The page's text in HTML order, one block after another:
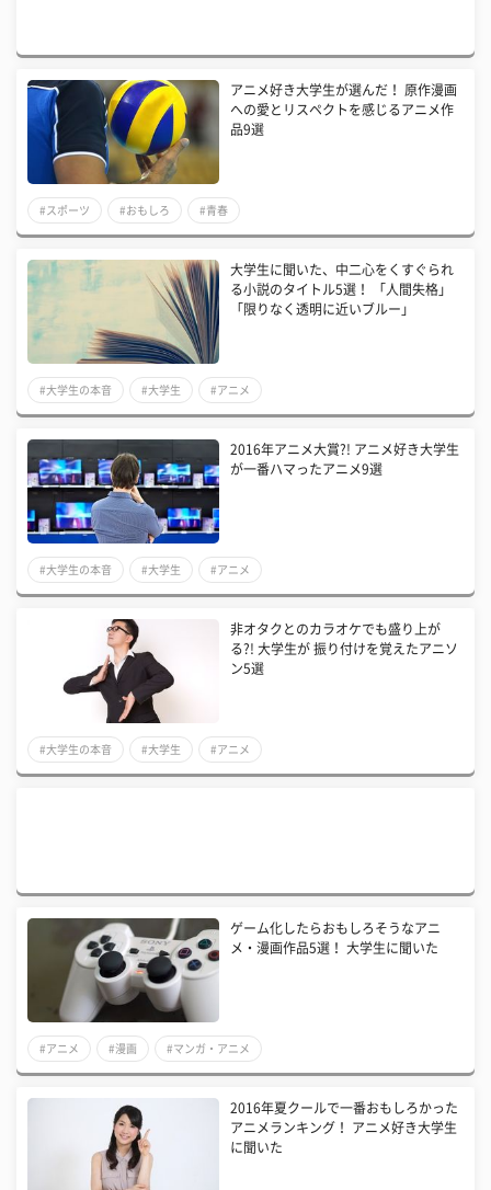
アニメ好き大学生が選んだ！ 原作漫画
への愛とリスペクトを感じるアニメ作
品9選
#スポーツ #おもしろ #青春
大学生に聞いた、中二心をくすぐられ
る小説のタイトル5選！ 「人間失格」
「限りなく透明に近いブルー」
#大学生の本音 #大学生 #アニメ
2016年アニメ大賞?! アニメ好き大学生
が一番ハマったアニメ9選
#大学生の本音 #大学生 #アニメ
非オタクとのカラオケでも盛り上が
る?! 大学生が 振り付けを覚えたアニソ
ン5選
#大学生の本音 #大学生 #アニメ
ゲーム化したらおもしろそうなアニ
メ・漫画作品5選！ 大学生に聞いた
#アニメ #漫画 #マンガ・アニメ
2016年夏クールで一番おもしろかった
アニメランキング！ アニメ好き大学生
に聞いた